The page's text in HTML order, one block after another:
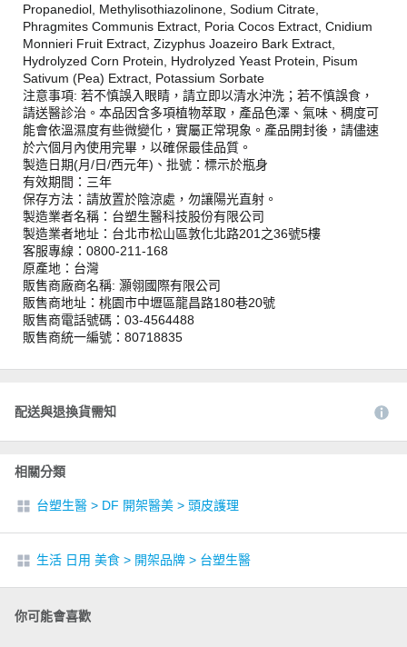
Propanediol, Methylisothiazolinone, Sodium Citrate,
Phragmites Communis Extract, Poria Cocos Extract, Cnidium
Monnieri Fruit Extract, Zizyphus Joazeiro Bark Extract,
Hydrolyzed Corn Protein, Hydrolyzed Yeast Protein, Pisum
Sativum (Pea) Extract, Potassium Sorbate
注意事項: 若不慎誤入眼睛，請立即以清水沖洗；若不慎誤食，
請送醫診治。本品因含多項植物萃取，產品色澤、氣味、稠度可
能會依溫濕度有些微變化，實屬正常現象。產品開封後，請儘速
於六個月內使用完畢，以確保最佳品質。
製造日期(月/日/西元年)、批號：標示於瓶身
有效期間：三年
保存方法：請放置於陰涼處，勿讓陽光直射。
製造業者名稱：台塑生醫科技股份有限公司
製造業者地址：台北市松山區敦化北路201之36號5樓
客服專線：0800-211-168
原產地：台灣
販售商廠商名稱: 灝翎國際有限公司
販售商地址：桃園市中壢區龍昌路180巷20號
販售商電話號碼：03-4564488
販售商統一編號：80718835
配送與退換貨需知
相關分類
台塑生醫 > DF 開架醫美 > 頭皮護理
生活 日用 美食 > 開架品牌 > 台塑生醫
你可能會喜歡